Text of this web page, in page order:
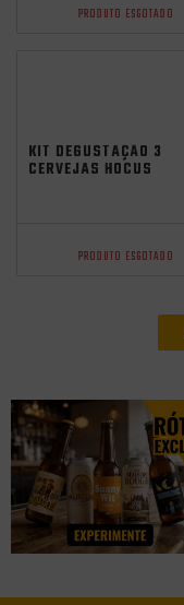
PRODUTO ESGOTADO
KIT DEGUSTAÇÃO 3
CERVEJAS HOCUS
PRODUTO ESGOTADO